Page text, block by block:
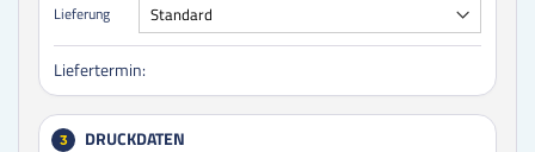
Lieferung
Liefertermin:
3 DRUCKDATEN